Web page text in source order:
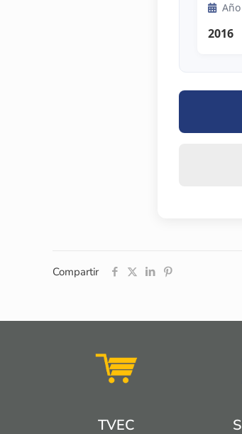
Año
2016
Compartir
TVEC